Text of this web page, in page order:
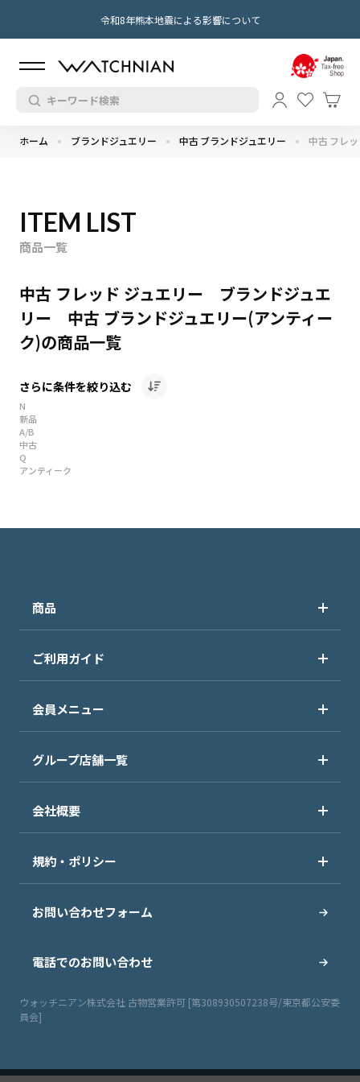
令和8年熊本地震による影響について
ホーム ブランドジュエリー 中古 ブランドジュエリー 中古 フレ
ITEM LIST
商品一覧
中古 フレッド ジュエリー ブランドジュエ
リー 中古 ブランドジュエリー(アンティー
ク)の商品一覧
さらに条件を絞り込む
N
新品
A/B
中古
Q
アンティーク
商品
ご利用ガイド
会員メニュー
グループ店舗一覧
会社概要
規約・ポリシー
お問い合わせフォーム
電話でのお問い合わせ
ウォッチニアン株式会社 古物営業許可 [第308930507238号/東京都公安委
員会]